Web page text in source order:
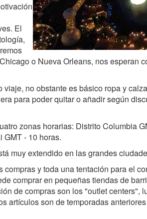
El
o Nueva Orleans, nos esperan
no obstante es básico ropa y
para poder quitar o añadir según
zonas horarias: Distrito Columbia
GMT - 10 horas.
muy extendido en las grandes
y toda una tentación para el
comprar en pequeñas tiendas de
de compras son los "outlet centers",
artículos son de temporadas